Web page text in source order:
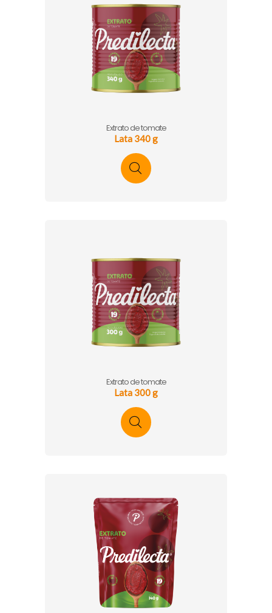
Extrato de tomate
Lata 340 g
Extrato de tomate
Lata 300 g